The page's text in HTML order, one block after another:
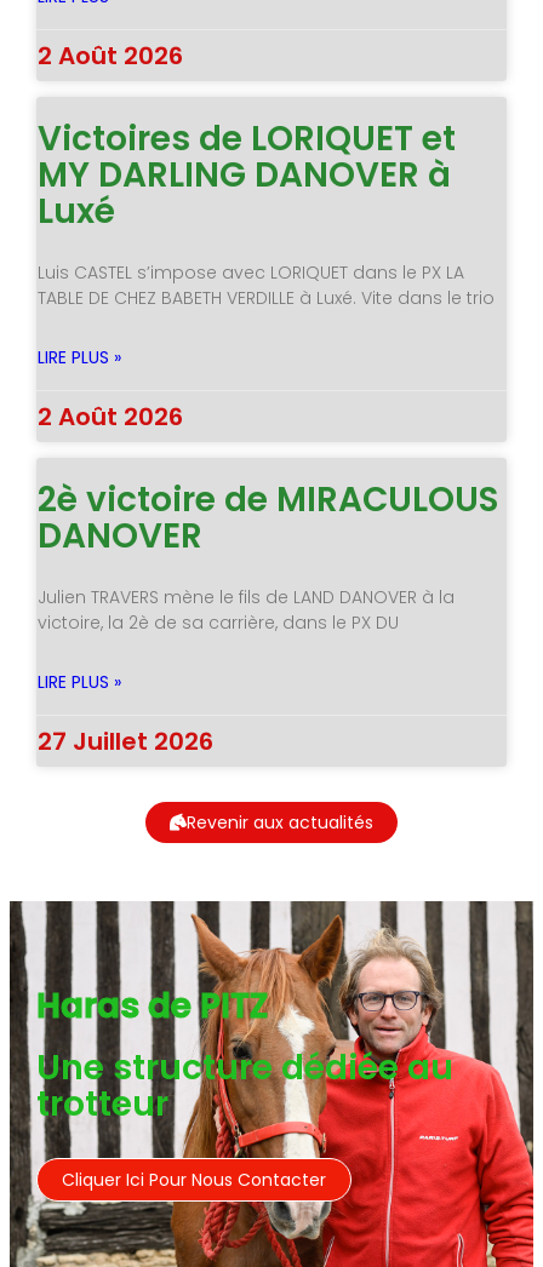
2 Août 2026
Victoires de LORIQUET et
MY DARLING DANOVER à
Luxé
Luis CASTEL s’impose avec LORIQUET dans le PX LA
TABLE DE CHEZ BABETH VERDILLE à Luxé. Vite dans le trio
LIRE PLUS »
2 Août 2026
2è victoire de MIRACULOUS
DANOVER
Julien TRAVERS mène le fils de LAND DANOVER à la
victoire, la 2è de sa carrière, dans le PX DU
LIRE PLUS »
27 Juillet 2026
Revenir aux actualités
Haras de PITZ
Une structure dédiée au
trotteur
Cliquer Ici Pour Nous Contacter